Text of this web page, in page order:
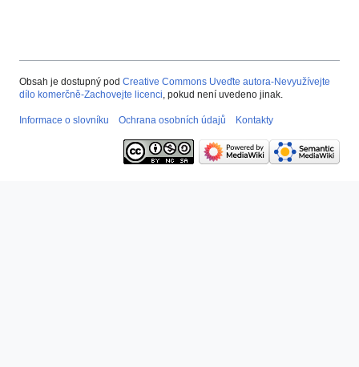
Obsah je dostupný pod Creative Commons Uveďte autora-Nevyužívejte
dílo komerčně-Zachovejte licenci, pokud není uvedeno jinak.
Informace o slovníku Ochrana osobních údajů Kontakty